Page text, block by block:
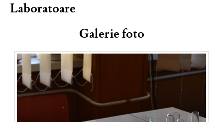
Laboratoare
Galerie foto